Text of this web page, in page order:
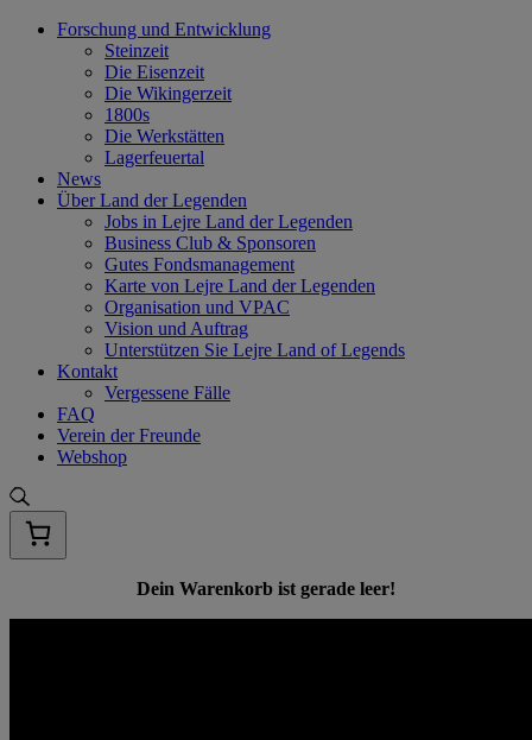
Skip
Forschung und Entwicklung
Steinzeit
Die Eisenzeit
Die Wikingerzeit
1800s
Die Werkstätten
Lagerfeuertal
News
Über Land der Legenden
Jobs in Lejre Land der Legenden
Business Club & Sponsoren
Gutes Fondsmanagement
Karte von Lejre Land der Legenden
Organisation und VPAC
Vision und Auftrag
Unterstützen Sie Lejre Land of Legends
Kontakt
Vergessene Fälle
FAQ
Verein der Freunde
Webshop
Dein Warenkorb ist gerade leer!